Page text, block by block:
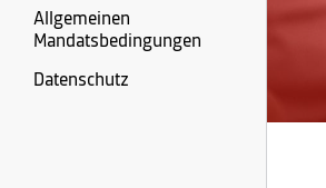
Allgemeinen
Mandatsbedingungen
Datenschutz